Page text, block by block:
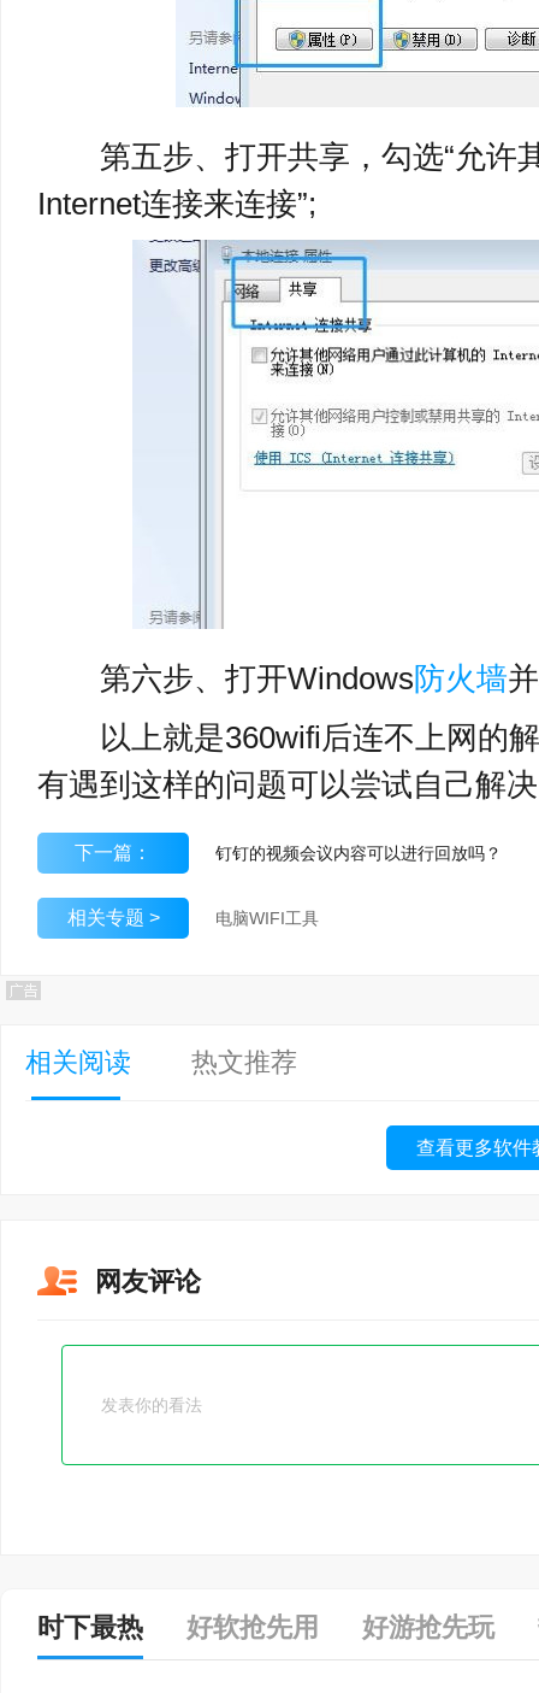
第五步、打开共享，勾选“允许
Internet连接来连接”;
第六步、打开Windows防火墙
以上就是360wifi后连不上网的解
有遇到这样的问题可以尝试自己解
下一篇： 钉钉的视频会议内容可以进行回放吗？
相关专题 > 电脑WIFI工具
相关阅读 热文推荐
查看更多软件
网友评论
时下最热 好软抢先用 好游抢先玩